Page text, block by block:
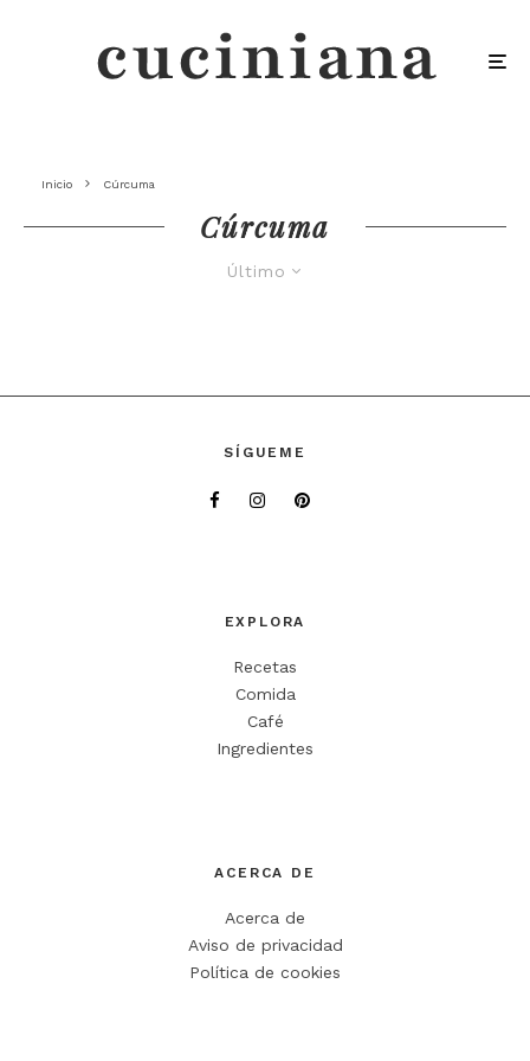
Inicio Cúrcuma
Cúrcuma
Último
SÍGUEME
EXPLORA
Recetas
Comida
Café
Ingredientes
ACERCA DE
Acerca de
Aviso de privacidad
Política de cookies